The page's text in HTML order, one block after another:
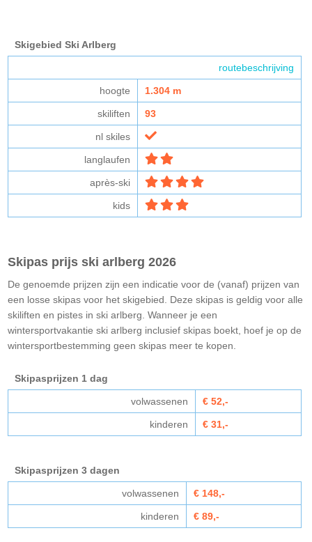
Skigebied Ski Arlberg
routebeschrijving
hoogte 1.304 m
skiliften 93
nl skiles
langlaufen
après-ski
kids
Skipas prijs ski arlberg 2026
De genoemde prijzen zijn een indicatie voor de (vanaf) prijzen van
een losse skipas voor het skigebied. Deze skipas is geldig voor alle
skiliften en pistes in ski arlberg. Wanneer je een
wintersportvakantie ski arlberg inclusief skipas boekt, hoef je op de
wintersportbestemming geen skipas meer te kopen.
Skipasprijzen 1 dag
volwassenen € 52,-
kinderen € 31,-
Skipasprijzen 3 dagen
volwassenen € 148,-
kinderen € 89,-